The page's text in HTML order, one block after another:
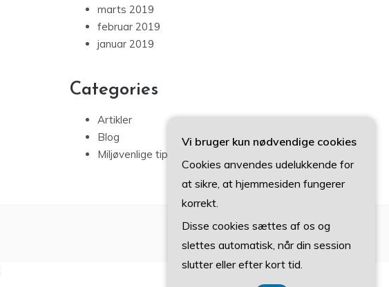
marts 2019
februar 2019
januar 2019
Categories
Artikler
Blog
Miljøvenlige tips
Vi bruger kun nødvendige cookies
Cookies anvendes udelukkende for
at sikre, at hjemmesiden fungerer
korrekt.
Disse cookies sættes af os og
slettes automatisk, når din session
slutter eller efter kort tid.